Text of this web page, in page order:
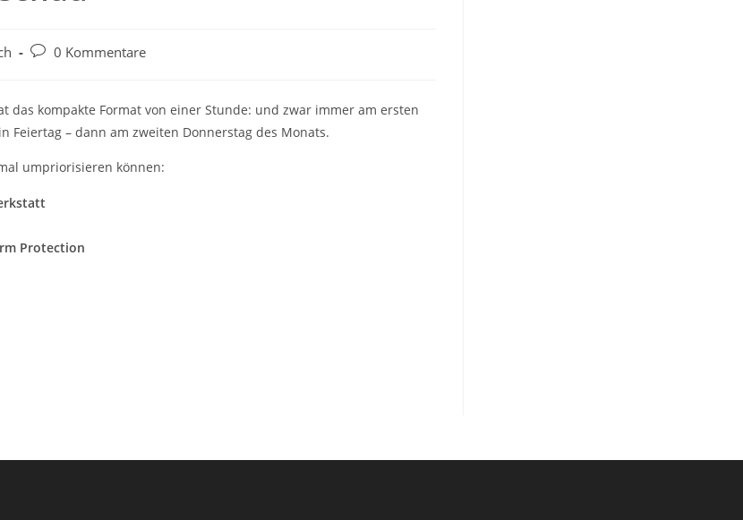
0 Kommentare
das kompakte Format von einer Stunde: und zwar immer am ersten
Feiertag – dann am zweiten Donnerstag des Monats.
umpriorisieren können:
Protection